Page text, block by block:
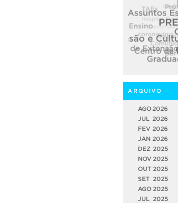
ARQUIVO
AGO 2026
JUL 2026
FEV 2026
JAN 2026
DEZ 2025
NOV 2025
OUT 2025
SET 2025
AGO 2025
JUL
2025